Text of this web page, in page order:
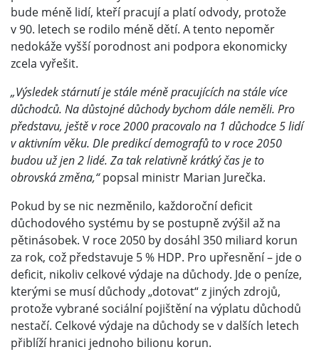
bude méně lidí, kteří pracují a platí odvody, protože
v 90. letech se rodilo méně dětí. A tento nepoměr
nedokáže vyšší porodnost ani podpora ekonomicky
zcela vyřešit.
„Výsledek stárnutí je stále méně pracujících na stále více
důchodců. Na důstojné důchody bychom dále neměli. Pro
představu, ještě v roce 2000 pracovalo na 1 důchodce 5 lidí
v aktivním věku. Dle predikcí demografů to v roce 2050
budou už jen 2 lidé. Za tak relativně krátký čas je to
obrovská změna,“popsal ministr Marian Jurečka.
Pokud by se nic nezměnilo, každoroční deficit
důchodového systému by se postupně zvýšil až na
pětinásobek. V roce 2050 by dosáhl 350 miliard korun
za rok, což představuje 5 % HDP. Pro upřesnění – jde o
deficit, nikoliv celkové výdaje na důchody. Jde o peníze,
kterými se musí důchody „dotovat“ z jiných zdrojů,
protože vybrané sociální pojištění na výplatu důchodů
nestačí. Celkové výdaje na důchody se v dalších letech
přiblíží hranici jednoho bilionu korun.